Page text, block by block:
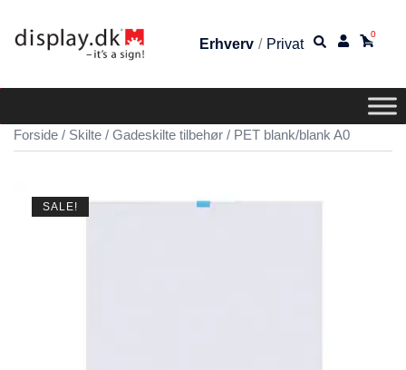
Erhverv / Privat
0
Forside / Skilte / Gadeskilte tilbehør / PET blank/blank A0
SALE!